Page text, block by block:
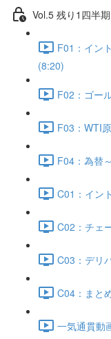
Vol.5 残り1四半
F01：イン
(8:20)
F02：ゴー
F03：WTI
F04：為替
C01：イン
C02：チェ
C03：デリ
C04：まと
一気通貫動